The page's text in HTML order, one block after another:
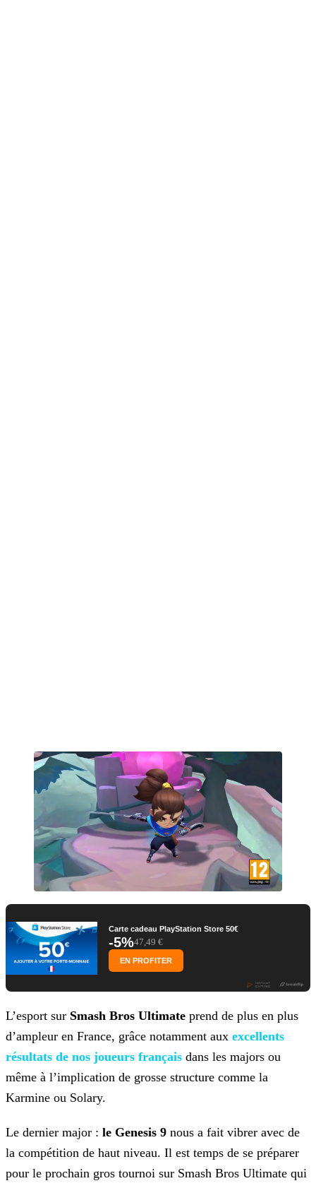
Carte cadeau PlayStation Store 50€
-5%47,49 €
EN PROFITER
L’esport sur Smash Bros Ultimate prend de plus en plus
d’ampleur en France, grâce notamment aux excellents
résultats de nos joueurs français dans les majors ou
même à l’implication de grosse structure comme la
Karmine ou Solary.
Le dernier major : le Genesis 9 nous a fait vibrer avec de
la compétition de haut niveau. Il est temps de se préparer
pour le prochain gros tournoi sur Smash Bros Ultimate qui